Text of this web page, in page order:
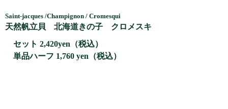
Saint-jacques /Champignon / Cromesqui
天然帆立貝 北海道きの子 クロメスキ
セット 2,420yen（税込）
単品ハーフ 1,760 yen（税込）